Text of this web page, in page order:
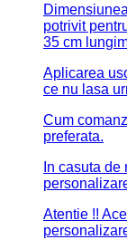
potrivit
35 cm
Aplicarea
ce nu lasa
Cum
preferata.
In casuta
Atentie !!